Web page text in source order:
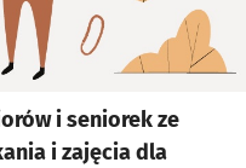
i seniorek ze
i zajęcia dla